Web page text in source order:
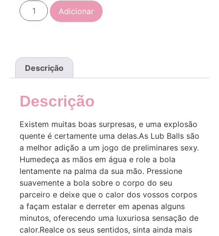
Adicionar
Descrição
Descrição
Existem muitas boas surpresas, e uma explosão
quente é certamente uma delas.As Lub Balls são
a melhor adição a um jogo de preliminares sexy.
Humedeça as mãos em água e role a bola
lentamente na palma da sua mão. Pressione
suavemente a bola sobre o corpo do seu
parceiro e deixe que o calor dos vossos corpos
a façam estalar e derreter em apenas alguns
minutos, oferecendo uma luxuriosa sensação de
calor.Realce os seus sentidos, sinta ainda mais